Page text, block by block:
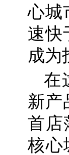
心城
速快
成为
在
新
首店
核心